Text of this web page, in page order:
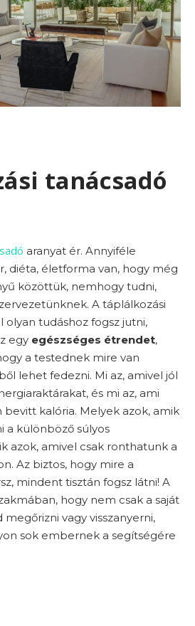
tanácsadó
aranyat ér. Annyiféle
diéta, életforma van, hogy még
közöttük, nemhogy tudni,
A táplálkozási
olyan tudáshoz fogsz jutni,
egy egészséges étrendet,
a testednek mire van
lehet fedezni. Mi az, amivel jól
és mi az, ami
bevitt kalória. Melyek azok, amik
a különböző súlyos
azok, amivel csak ronthatunk a
Az biztos, hogy mire a
mindent tisztán fogsz látni! A
hogy nem csak a saját
vagy visszanyerni,
sok embernek a segítségére